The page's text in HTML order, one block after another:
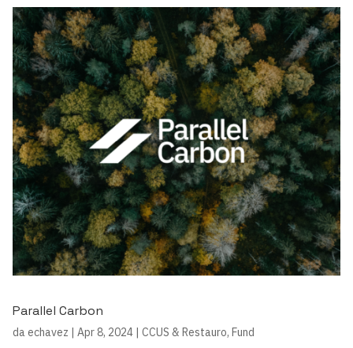
Parallel Carbon
da echavez | Apr 8, 2024| CCUS & Restauro, Fund